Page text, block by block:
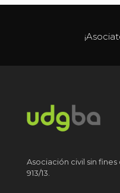
Asociación civil sin
913/13.